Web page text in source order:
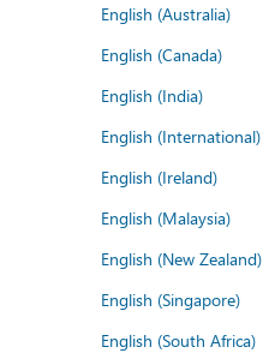
English (Australia)
English (Canada)
English (India)
English (International)
English (Ireland)
English (Malaysia)
English (New Zealand)
English (Singapore)
English (South Africa)